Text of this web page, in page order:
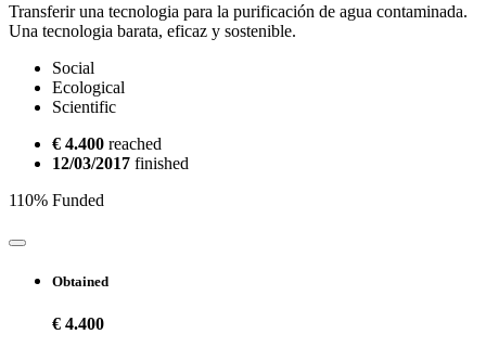
Transferir una tecnologia para la purificación de agua contaminada.
Una tecnologia barata, eficaz y sostenible.
Social
Ecological
Scientific
€ 4.400 reached
12/03/2017 finished
110% Funded
Obtained
€ 4.400